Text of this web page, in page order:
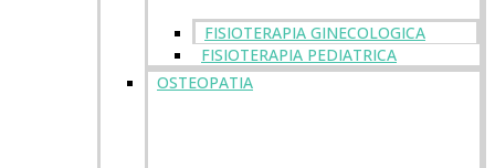
FISIOTERAPIA GINECOLOGICA
FISIOTERAPIA PEDIATRICA
OSTEOPATIA